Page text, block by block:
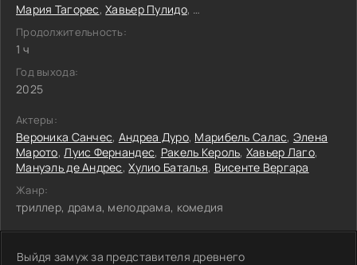
Мария Тагорес,Хавьер Пулидо, Саманта Лопес Сперанса
Продолжительность:
1 ч
Год выхода:
2025
Актеры:
Вероника Санчес, Андреа Дуро, Марибель Салас, Элена
Марото,Луис Фернандес, Ракель Кероль, Хавьер Лаго,
Мануэль де Андрес,Хулио Баталья, Висенте Вергара
Жанр:
триллер, драма, мелодрама, комедия
Выйдя замуж за представителя древнего